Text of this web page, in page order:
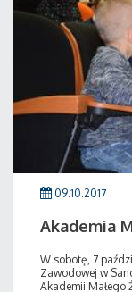
09.10.2017
Akademia
W sobotę, 7
Zawodowej w
Akademii Małego